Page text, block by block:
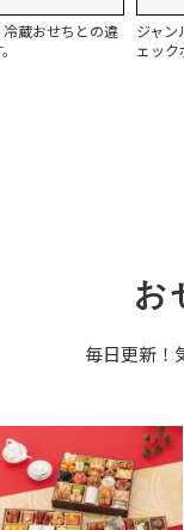
蔵おせちとの違
ジャ
ェック
お
毎日更新！